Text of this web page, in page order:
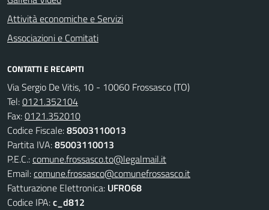
Attività economiche e Servizi
Associazioni e Comitati
CONTATTI E RECAPITI
Via Sergio De Vitis, 10 - 10060 Frossasco (TO)
Tel:0121.352104
Fax:0121.352010
Codice Fiscale:85003110013
Partita IVA:85003110013
P.E.C.:comune.frossasco.to@legalmail.it
Email:comune.frossasco@comunefrossasco.it
Fatturazione Elettronica: UFRO68
Codice IPA:c_d812